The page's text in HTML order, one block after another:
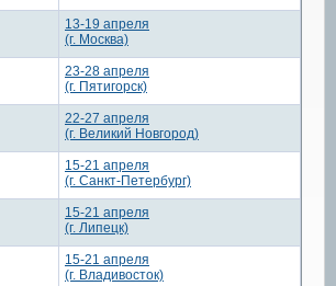
13-19 апреля
(г. Москва)
23-28 апреля
(г. Пятигорск)
22-27 апреля
(г. Великий Новгород)
15-21 апреля
(г. Санкт-Петербург)
15-21 апреля
(г. Липецк)
15-21 апреля
(г. Владивосток)